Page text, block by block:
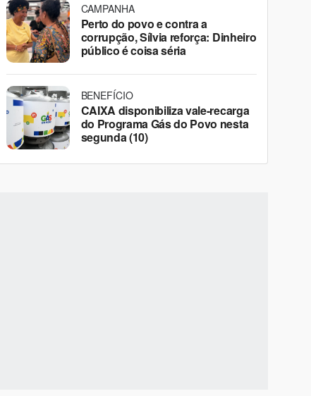
CAMPANHA
Perto do povo e contra a
corrupção, Sílvia reforça: Dinheiro
público é coisa séria
BENEFÍCIO
CAIXA disponibiliza vale-recarga
do Programa Gás do Povo nesta
segunda (10)